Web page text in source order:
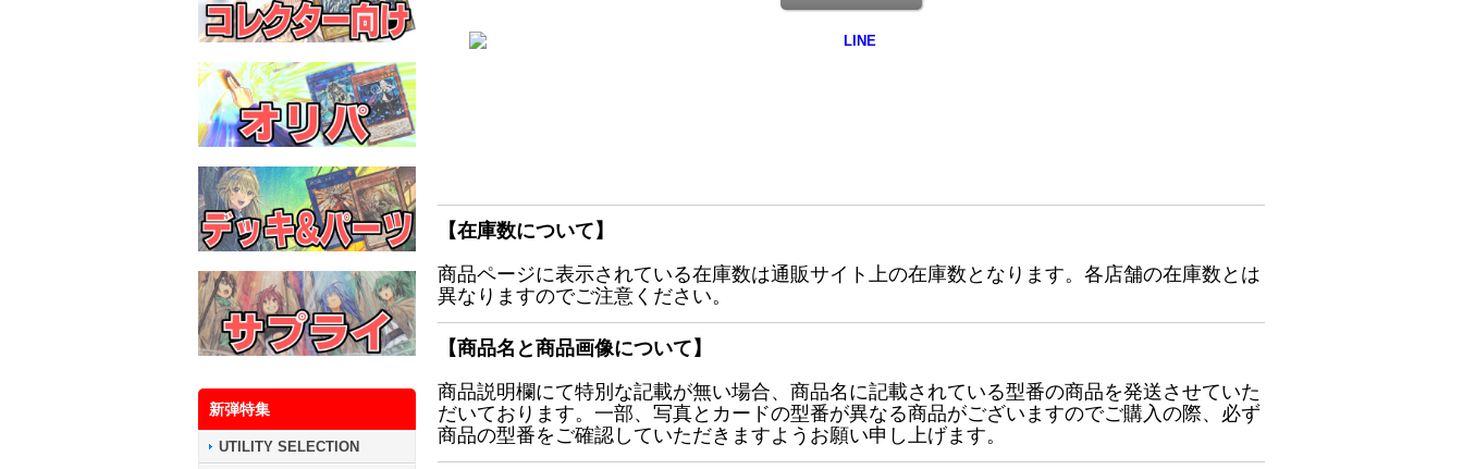
新弾特集
UTILITY SELECTION
【在庫数について】
商品ページに表示されている在庫数は通販サイト上の在庫数となります。各店舗の在庫数とは
異なりますのでご注意ください。
【商品名と商品画像について】
商品説明欄にて特別な記載が無い場合、商品名に記載されている型番の商品を発送させていた
だいております。一部、写真とカードの型番が異なる商品がございますのでご購入の際、必ず
商品の型番をご確認していただきますようお願い申し上げます。